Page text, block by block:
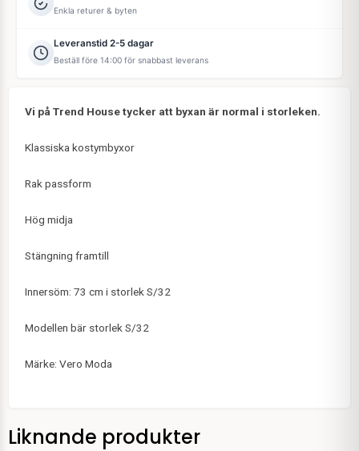
Enkla returer & byten
Leveranstid 2-5 dagar
Beställ före 14:00 för snabbast leverans
Vi på Trend House tycker att byxan är normal i storleken.
Klassiska kostymbyxor
Rak passform
Hög midja
Stängning framtill
Innersöm: 73 cm i storlek S/32
Modellen bär storlek S/32
Märke: Vero Moda
Liknande produkter